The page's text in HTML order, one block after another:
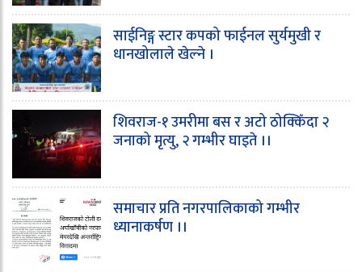
साईनिङ्ग स्टार कपको फाईनल सुर्यमुखी र
धानखोलाले खेल्ने ।
शिवराज-१ उमरीमा बस र अटो ठोक्किँदा २
जनाको मृत्यु, २ गम्भीर घाइते ।।
समाचार प्रति नगरपालिकाको गम्भीर
ध्यानाकर्षण ।।